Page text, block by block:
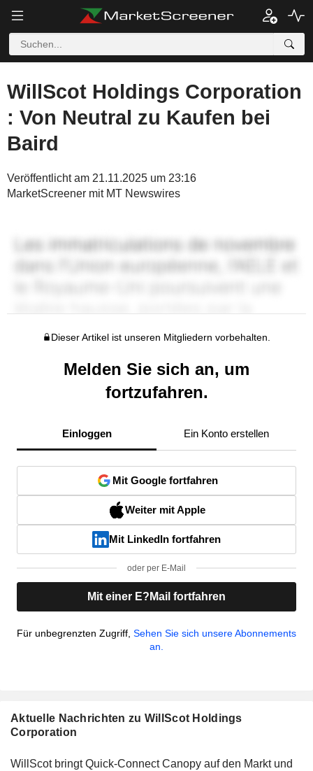
WillScot Holdings Corporation
: Von Neutral zu Kaufen bei
Baird
Veröffentlicht am 21.11.2025 um 23:16
MarketScreener mit MT Newswires
Dieser Artikel ist unseren Mitgliedern vorbehalten.
Melden Sie sich an, um
fortzufahren.
Einloggen Ein Konto erstellen
Mit Google fortfahren
Weiter mit Apple
Mit LinkedIn fortfahren
oder per E-Mail
Mit einer E?Mail fortfahren
Für unbegrenzten Zugriff, Sehen Sie sich unsere Abonnements
an.
Aktuelle Nachrichten zu WillScot Holdings
Corporation
WillScot bringt Quick-Connect Canopy auf den Markt und